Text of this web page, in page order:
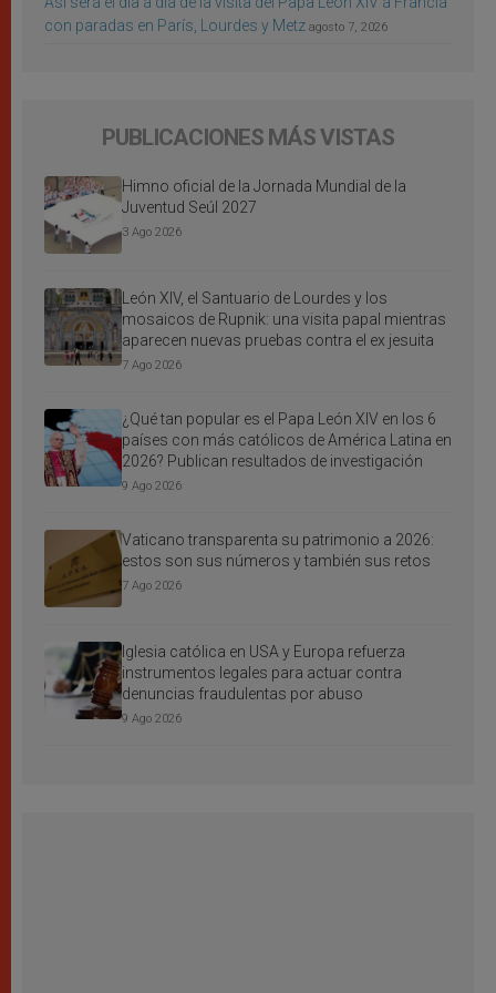
con paradas en París, Lourdes y Metz agosto 7, 2026
PUBLICACIONES MÁS VISTAS
Himno oficial de la Jornada Mundial de la
Juventud Seúl 2027
3 Ago 2026
León XIV, el Santuario de Lourdes y los
mosaicos de Rupnik: una visita papal mientras
aparecen nuevas pruebas contra el ex jesuita
7 Ago 2026
¿Qué tan popular es el Papa León XIV en los 6
países con más católicos de América Latina en
2026? Publican resultados de investigación
9 Ago 2026
Vaticano transparenta su patrimonio a 2026:
estos son sus números y también sus retos
7 Ago 2026
Iglesia católica en USA y Europa refuerza
instrumentos legales para actuar contra
denuncias fraudulentas por abuso
9 Ago 2026